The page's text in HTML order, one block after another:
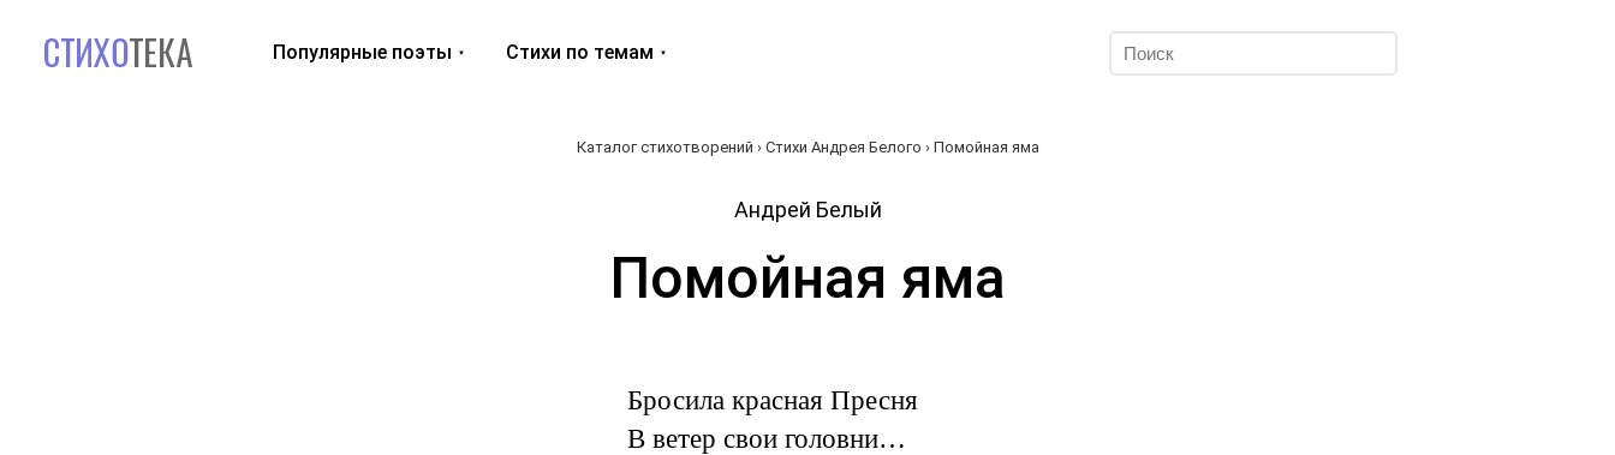
Популярные поэты Стихи по темам
Каталог стихотворений › Стихи Андрея Белого › Помойная яма
Андрей Белый
Помойная яма
Бросила красная Пресня
В ветер свои головни…